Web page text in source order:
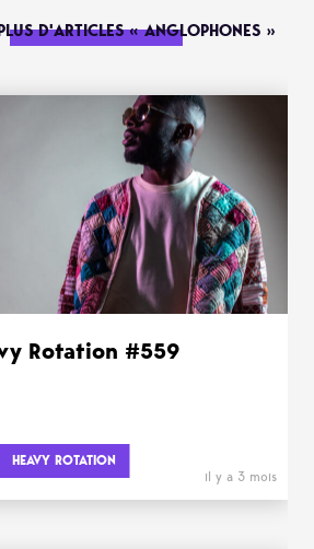
D'ARTICLES « ANGLOPHONES »
Rotation #559
HEAVY ROTATION
il y a 3 mois